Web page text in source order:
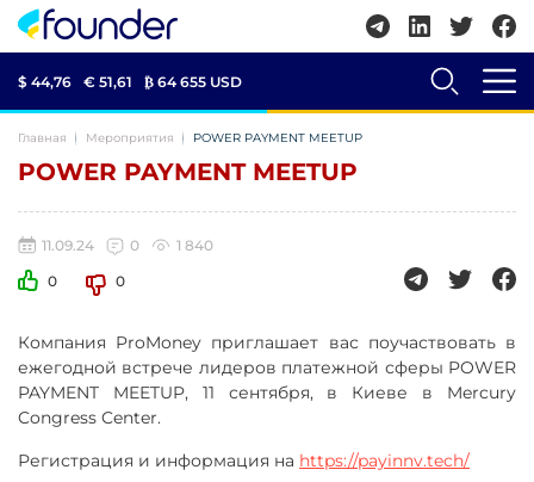
$ 44,76 € 51,61 ₿ 64 655 USD
Главная Мероприятия POWER PAYMENT MEETUP
POWER PAYMENT MEETUP
11.09.24 0
1 840
0
0
Компания ProMoney приглашает вас поучаствовать в
ежегодной встрече лидеров платежной сферы POWER
PAYMENT MEETUP, 11 сентября, в Киеве в Mercury
Congress Center.
Регистрация и информация на https://payinnv.tech/